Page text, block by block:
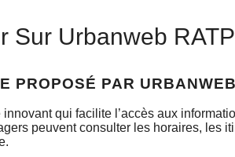
Sur Urbanweb
PROPOSÉ PAR
qui facilite l’accès aux
peuvent consulter les horaires, les